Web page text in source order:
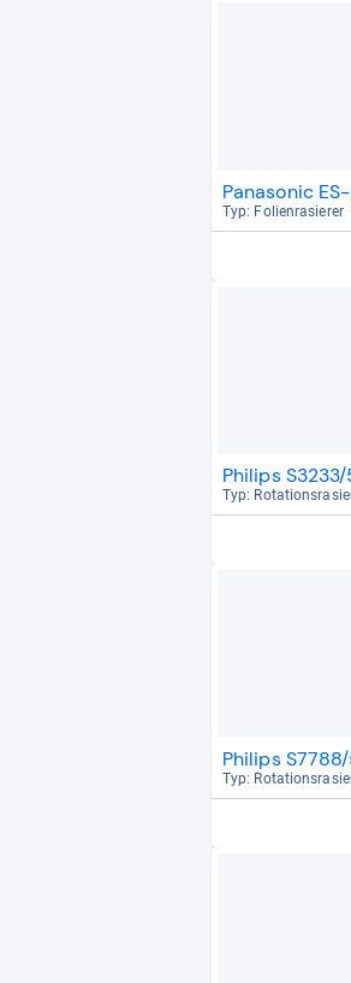
Panasonic
Typ: Foli­en­ra­sie­rer
Philips
Typ:
Philips
Typ: